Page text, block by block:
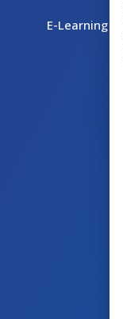
E-Learning